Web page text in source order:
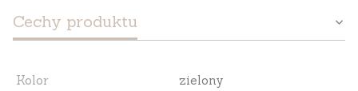
Cechy produktu
Kolor
zielony